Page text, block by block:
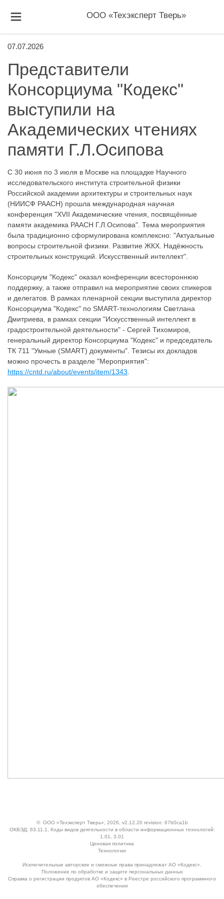
ООО «Техэксперт Тверь»
07.07.2026
Представители
Консорциума "Кодекс"
выступили на
Академических чтениях
памяти Г.Л.Осипова
С 30 июня по 3 июля в Москве на площадке Научного
исследовательского института строительной физики
Российской академии архитектуры и строительных наук
(НИИСФ РААСН) прошла международная научная
конференция "XVII Академические чтения, посвящённые
памяти академика РААСН Г.Л.Осипова". Тема мероприятия
была традиционно сформулирована комплексно: "Актуальные
вопросы строительной физики. Развитие ЖКХ. Надёжность
строительных конструкций. Искусственный интеллект".
Консорциум "Кодекс" оказал конференции всестороннюю
поддержку, а также отправил на мероприятие своих спикеров
и делегатов. В рамках пленарной секции выступила директор
Консорциума "Кодекс" по SMART-технологиям Светлана
Дмитриева, в рамках секции "Искусственный интеллект в
градостроительной деятельности" - Сергей Тихомиров,
генеральный директор Консорциума "Кодекс" и председатель
ТК 711 "Умные (SMART) документы". Тезисы их докладов
можно прочесть в разделе "Мероприятия":
https://cntd.ru/about/events/item/1343
© ООО «Техэксперт Тверь» , 2026, v2.12.20 revision: 67b0ca1b
ОКВЭД: 63.11.1, Коды видов деятельности в области информационных технологий:
1.01, 3.01
Ценовая политика
Технологии
Исключительные авторские и смежные права принадлежат АО «Кодекс».
Положение по обработке и защите персональных данных
Справка о регистрации продуктов АО «Кодекс» в Реестре российского программного
обеспечения